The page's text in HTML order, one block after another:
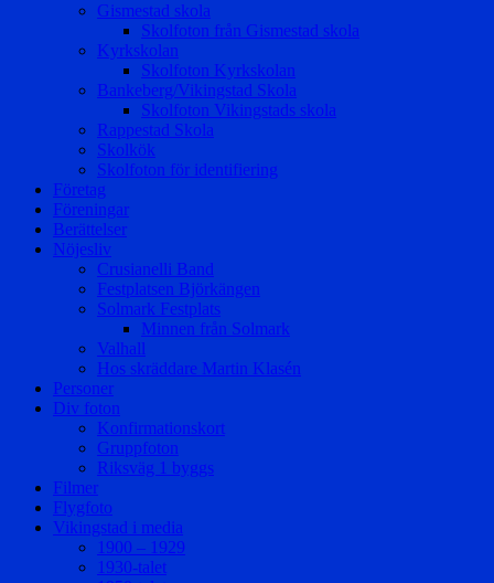
Gismestad skola
Skolfoton från Gismestad skola
Kyrkskolan
Skolfoton Kyrkskolan
Bankeberg/Vikingstad Skola
Skolfoton Vikingstads skola
Rappestad Skola
Skolkök
Skolfoton för identifiering
Företag
Föreningar
Berättelser
Nöjesliv
Crusianelli Band
Festplatsen Björkängen
Solmark Festplats
Minnen från Solmark
Valhall
Hos skräddare Martin Klasén
Personer
Div foton
Konfirmationskort
Gruppfoton
Riksväg 1 byggs
Filmer
Flygfoto
Vikingstad i media
1900 – 1929
1930-talet